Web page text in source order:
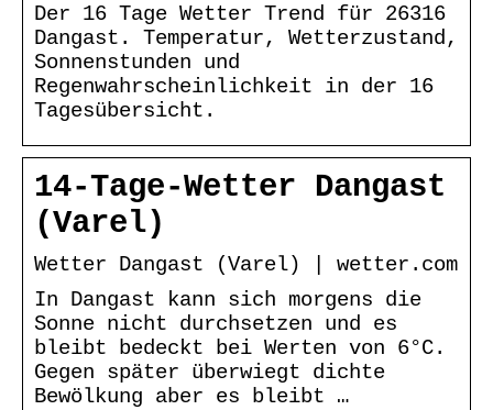
Der 16 Tage Wetter Trend für 26316
Dangast. Temperatur, Wetterzustand,
Sonnenstunden und
Regenwahrscheinlichkeit in der 16
Tagesübersicht.
14-Tage-Wetter Dangast
(Varel)
Wetter Dangast (Varel) | wetter.com
In Dangast kann sich morgens die
Sonne nicht durchsetzen und es
bleibt bedeckt bei Werten von 6°C.
Gegen später überwiegt dichte
Bewölkung aber es bleibt …